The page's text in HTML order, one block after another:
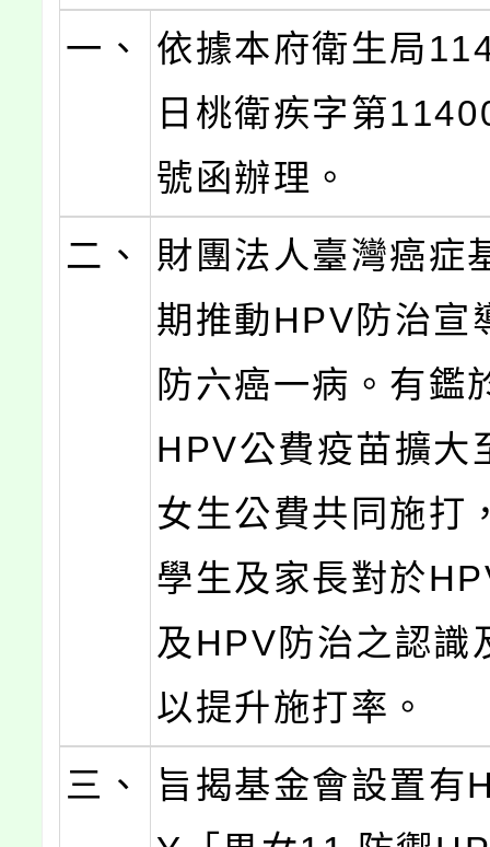
一、
依據本府衛生局
日桃衛疾字第
號函辦理。
二、
財團法人臺灣癌症
期推動HPV防治宣
防六癌一病。有鑑
HPV公費疫苗擴大
女生公費共同施打
學生及家長對於
及HPV防治之認識
以提升施打率。
三、
旨揭基金會設置有